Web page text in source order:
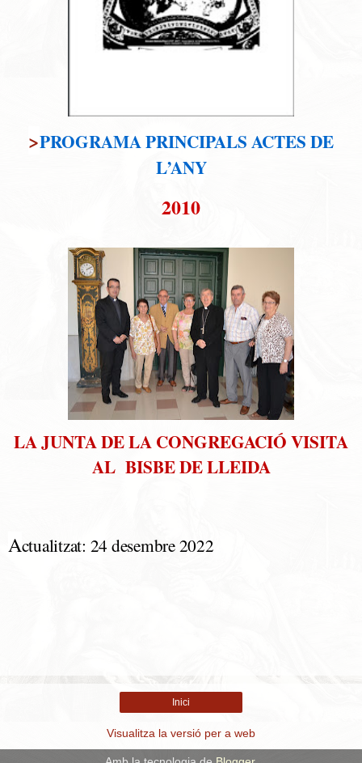
>PROGRAMA PRINCIPALS ACTES DE
L’ANY
2010
LA JUNTA DE LA CONGREGACIÓ VISITA
AL BISBE DE LLEIDA
Actualitzat: 24 desembre 2022
Inici
Visualitza la versió per a web